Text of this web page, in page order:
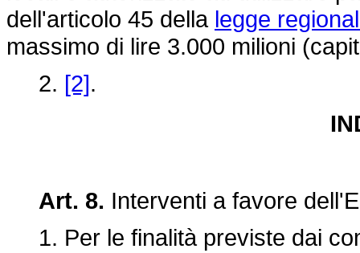
dell'articolo 45 della legge
massimo di lire 3.000 milioni
2. [2].
Art. 8. Interventi a favore
1. Per le finalità previste dai